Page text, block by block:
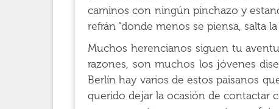
caminos con ningún pinchazo y
refrán “donde menos se piensa, salta la
Muchos herencianos siguen tu
razones, son muchos los jóvenes
Berlín hay varios de estos paisanos
querido dejar la ocasión de contactar